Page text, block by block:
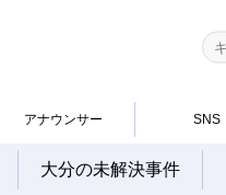
アナウンサー SNS
大分の未解決事件